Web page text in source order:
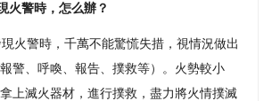
火警時，怎么辦？
火警時，千萬不能驚慌失措，視情況做出
警、呼喚、報告、撲救等）。火勢較小
上滅火器材，進行撲救，盡力將火情撲滅